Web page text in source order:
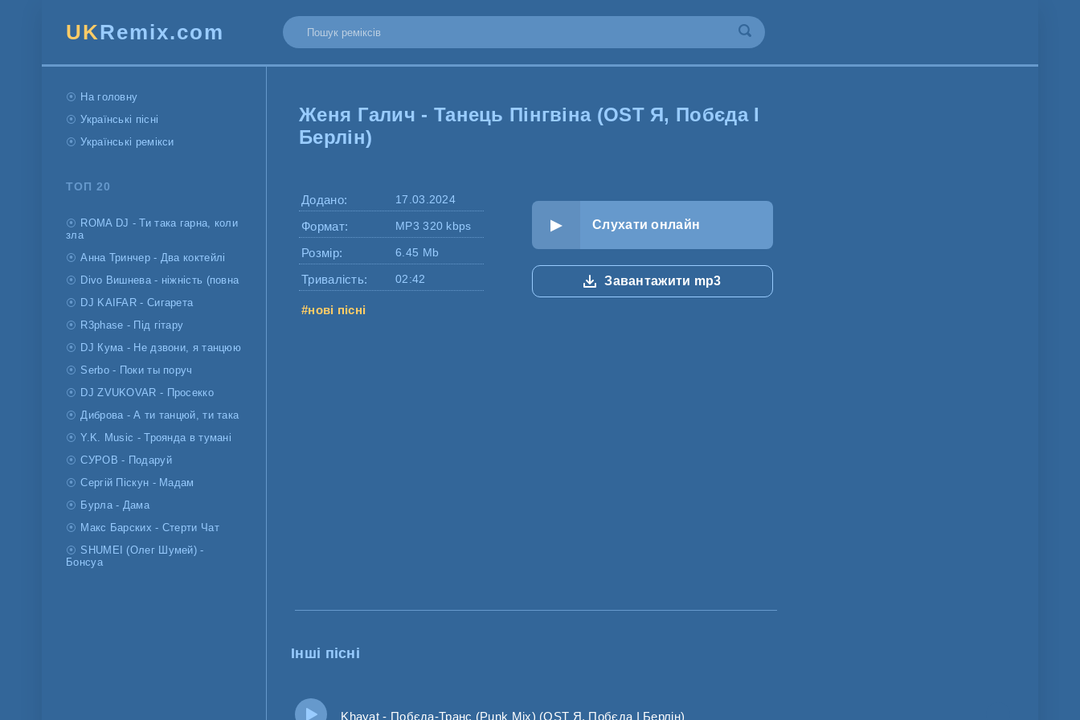
UKRemix.com
На головну
Українські пісні
Українські ремікси
ТОП 20
ROMA DJ - Ти така гарна, коли
зла
Анна Тринчер - Два коктейлі
Divo Вишнева - ніжність (повна
DJ KAIFAR - Сигарета
R3phase - Під гітару
DJ Кума - Не дзвони, я танцюю
Serbo - Поки ты поруч
DJ ZVUKOVAR - Просекко
Диброва - А ти танцюй, ти така
Y.K. Music - Троянда в тумані
СУРОВ - Подаруй
Сергій Піскун - Мадам
Бурла - Дама
Макс Барских - Стерти Чат
SHUMEI (Олег Шумей) -
Бонсуа
Женя Галич - Танець Пінгвіна (OST Я, Побєда І
Берлін)
Додано: 17.03.2024
Формат: MP3 320 kbps
Розмір: 6.45 Mb
Тривалість: 02:42
#нові пісні
Слухати онлайн
Завантажити mp3
Інші пісні
Khayat - Побєда-Транс (Punk Mix) (OST Я, Побєда І Берлін)